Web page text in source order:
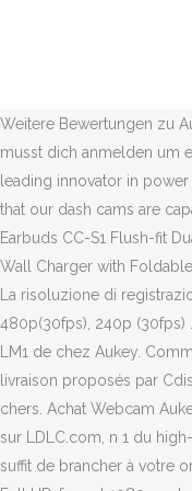
Weitere Bewertungen zu
musst dich anmelden um
leading innovator in
that our dash cams are
Earbuds CC-S1 Flush-fit
Wall Charger with
La risoluzione di
480p(30fps), 240p (30fps)
LM1 de chez Aukey.
livraison proposés par
chers. Achat Webcam
sur LDLC.com, n 1 du high-
suffit de brancher à votre